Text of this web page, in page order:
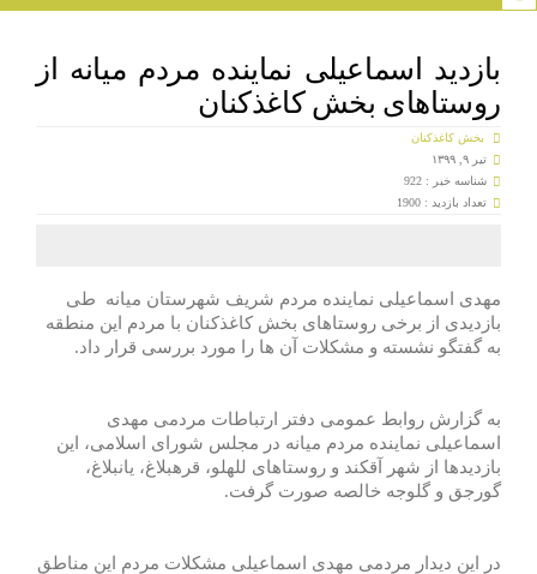
بازدید اسماعیلی نماینده مردم میانه از
روستاهای بخش کاغذکنان
بخش کاغذکنان
تیر ۹, ۱۳۹۹
شناسه خبر : 922
تعداد بازدید : 1900
مهدی اسماعیلی نماینده مردم شریف شهرستان میانه طی
بازدیدی از برخی روستاهای بخش کاغذکنان با مردم این منطقه
به گفتگو نشسته و مشکلات آن ها را مورد بررسی قرار داد.
به گزارش روابط عمومی دفتر ارتباطات مردمی مهدی
اسماعیلی نماینده مردم میانه در مجلس شورای اسلامی، این
بازدیدها از شهر آقکند و روستاهای للهلو، قرهبلاغ، یانبلاغ،
گورجق و گلوجه خالصه صورت گرفت.
️در این دیدار مردمی مهدی اسماعیلی مشکلات مردم این مناطق